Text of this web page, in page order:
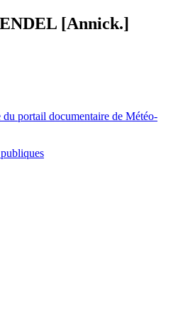
[Annick.]
du portail documentaire de Météo-